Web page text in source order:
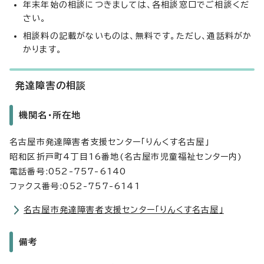
年末年始の相談につきましては、各相談窓口でご相談くだ
さい。
相談料の記載がないものは、無料です。ただし、通話料がか
かります。
発達障害の相談
機関名・所在地
名古屋市発達障害者支援センター「りんくす名古屋」
昭和区折戸町4丁目16番地(名古屋市児童福祉センター内)
電話番号:052-757-6140
ファクス番号:052-757-6141
名古屋市発達障害者支援センター「りんくす名古屋」
備考